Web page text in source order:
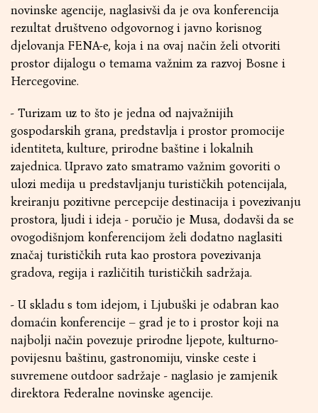
novinske agencije, naglasivši da je ova konferencija
rezultat društveno odgovornog i javno korisnog
djelovanja FENA-e, koja i na ovaj način želi otvoriti
prostor dijalogu o temama važnim za razvoj Bosne i
Hercegovine.
- Turizam uz to što je jedna od najvažnijih
gospodarskih grana, predstavlja i prostor promocije
identiteta, kulture, prirodne baštine i lokalnih
zajednica. Upravo zato smatramo važnim govoriti o
ulozi medija u predstavljanju turističkih potencijala,
kreiranju pozitivne percepcije destinacija i povezivanju
prostora, ljudi i ideja - poručio je Musa, dodavši da se
ovogodišnjom konferencijom želi dodatno naglasiti
značaj turističkih ruta kao prostora povezivanja
gradova, regija i različitih turističkih sadržaja.
- U skladu s tom idejom, i Ljubuški je odabran kao
domaćin konferencije – grad je to i prostor koji na
najbolji način povezuje prirodne ljepote, kulturno-
povijesnu baštinu, gastronomiju, vinske ceste i
suvremene outdoor sadržaje - naglasio je zamjenik
direktora Federalne novinske agencije.